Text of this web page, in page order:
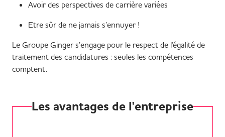
Avoir des perspectives de carrière variées
Etre sûr de ne jamais s’ennuyer !
Le Groupe Ginger s’engage pour le respect de l'égalité de
traitement des candidatures : seules les compétences
comptent.
Les avantages de l'entreprise